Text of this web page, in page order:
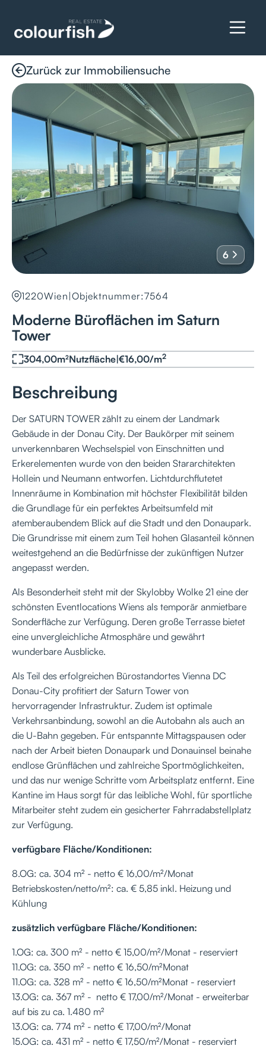
Zurück zur Immobiliensuche
6
1220Wien |Objektnummer:7564
Moderne Büroflächen im Saturn
Tower
304,00m²Nutzfläche|€16,00/m2
Beschreibung
Der SATURN TOWER zählt zu einem der Landmark
Gebäude in der Donau City. Der Baukörper mit seinem
unverkennbaren Wechselspiel von Einschnitten und
Erkerelementen wurde von den beiden Stararchitekten
Hollein und Neumann entworfen. Lichtdurchflutetet
Innenräume in Kombination mit höchster Flexibilität bilden
die Grundlage für ein perfektes Arbeitsumfeld mit
atemberaubendem Blick auf die Stadt und den Donaupark.
Die Grundrisse mit einem zum Teil hohen Glasanteil können
weitestgehend an die Bedürfnisse der zukünftigen Nutzer
angepasst werden.
Als Besonderheit steht mit der Skylobby Wolke 21 eine der
schönsten Eventlocations Wiens als temporär anmietbare
Sonderfläche zur Verfügung. Deren große Terrasse bietet
eine unvergleichliche Atmosphäre und gewährt
wunderbare Ausblicke.
Als Teil des erfolgreichen Bürostandortes Vienna DC
Donau-City profitiert der Saturn Tower von
hervorragender Infrastruktur. Zudem ist optimale
Verkehrsanbindung, sowohl an die Autobahn als auch an
die U-Bahn gegeben. Für entspannte Mittagspausen oder
nach der Arbeit bieten Donaupark und Donauinsel beinahe
endlose Grünflächen und zahlreiche Sportmöglichkeiten,
und das nur wenige Schritte vom Arbeitsplatz entfernt. Eine
Kantine im Haus sorgt für das leibliche Wohl, für sportliche
Mitarbeiter steht zudem ein gesicherter Fahrradabstellplatz
zur Verfügung.
verfügbare Fläche/Konditionen:
8.OG: ca. 304 m² - netto € 16,00/m²/Monat
Betriebskosten/netto/m²: ca. € 5,85 inkl. Heizung und
Kühlung
zusätzlich verfügbare Fläche/Konditionen:
1.OG: ca. 300 m² - netto € 15,00/m²/Monat - reserviert
11.OG: ca. 350 m² - netto € 16,50/m²Monat
11.OG: ca. 328 m² - netto € 16,50/m²Monat - reserviert
13.OG: ca. 367 m² - netto € 17,00/m²/Monat - erweiterbar
auf bis zu ca. 1.480 m²
13.OG: ca. 774 m² - netto € 17,00/m²/Monat
15.OG: ca. 431 m² - netto € 17,50/m²/Monat - reserviert
Details anfragen